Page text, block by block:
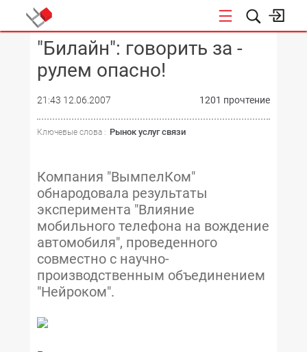
КОНФЕРЕНЦИИ
"Билайн": говорить за -
рулем опасно!
21:43 12.06.2007 1201 прочтение
Ключевые слова : Рынок услуг связи
Компания "ВымпелКом"
обнародовала результаты
эксперимента "Влияние
мобильного телефона на вождение
автомобиля", проведенного
совместно с научно-
производственным объединением
"Нейроком".